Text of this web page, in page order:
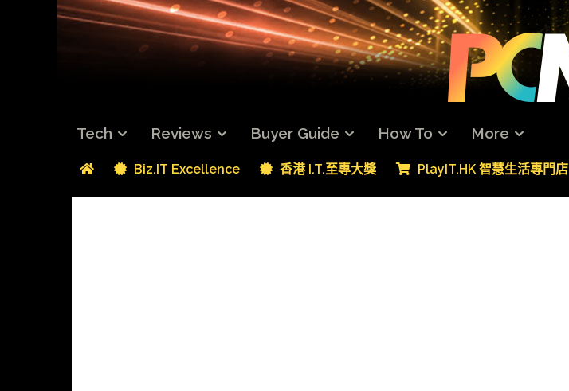
Tech Reviews Buyer Guide How To More
Biz.IT Excellence 香港 I.T.至專大獎 PlayIT.HK 智慧生活專門店